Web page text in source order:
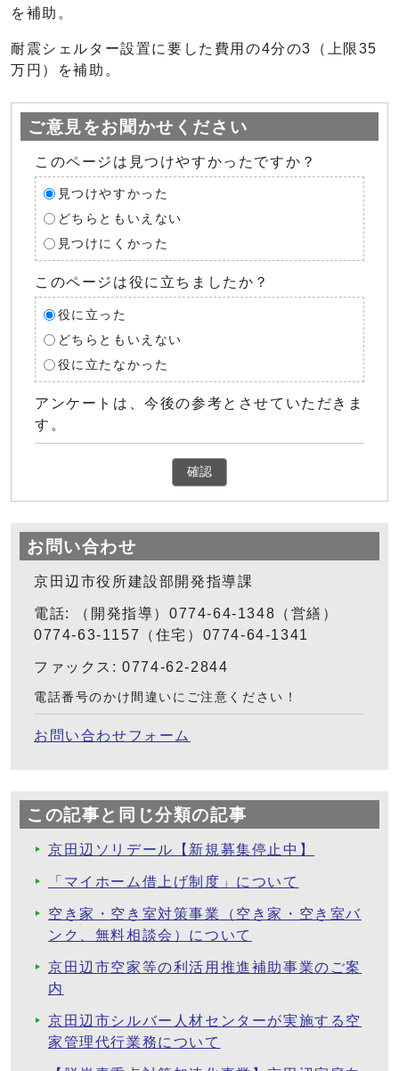
を補助。
耐震シェルター設置に要した費用の4分の3（上限35
万円）を補助。
ご意見をお聞かせください
このページは見つけやすかったですか？
見つけやすかった
どちらともいえない
見つけにくかった
このページは役に立ちましたか？
役に立った
どちらともいえない
役に立たなかった
アンケートは、今後の参考とさせていただきま
す。
確認
お問い合わせ
京田辺市役所建設部開発指導課
電話: （開発指導）0774-64-1348（営繕）
0774-63-1157（住宅）0774-64-1341
ファックス: 0774-62-2844
電話番号のかけ間違いにご注意ください！
お問い合わせフォーム
この記事と同じ分類の記事
京田辺ソリデール【新規募集停止中】
「マイホーム借上げ制度」について
空き家・空き室対策事業（空き家・空き室バ
ンク、無料相談会）について
京田辺市空家等の利活用推進補助事業のご案
内
京田辺市シルバー人材センターが実施する空
家管理代行業務について